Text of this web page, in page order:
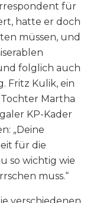
für
hatte er doch
müssen, und
folglich auch
Fritz Kulik, ein
Martha
KP-Kader
„Deine
für die
so wichtig wie
muss.“